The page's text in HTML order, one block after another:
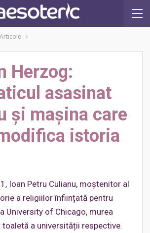
Articole
Herzog:
asasinat
și mașina care
istoria
Ioan Petru Culianu, moștenitor al
a religiilor înființată pentru
University of Chicago, murea
a universității respective.